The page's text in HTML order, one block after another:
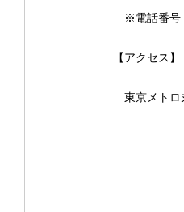
※電話番号
【アクセス】
東京メトロ